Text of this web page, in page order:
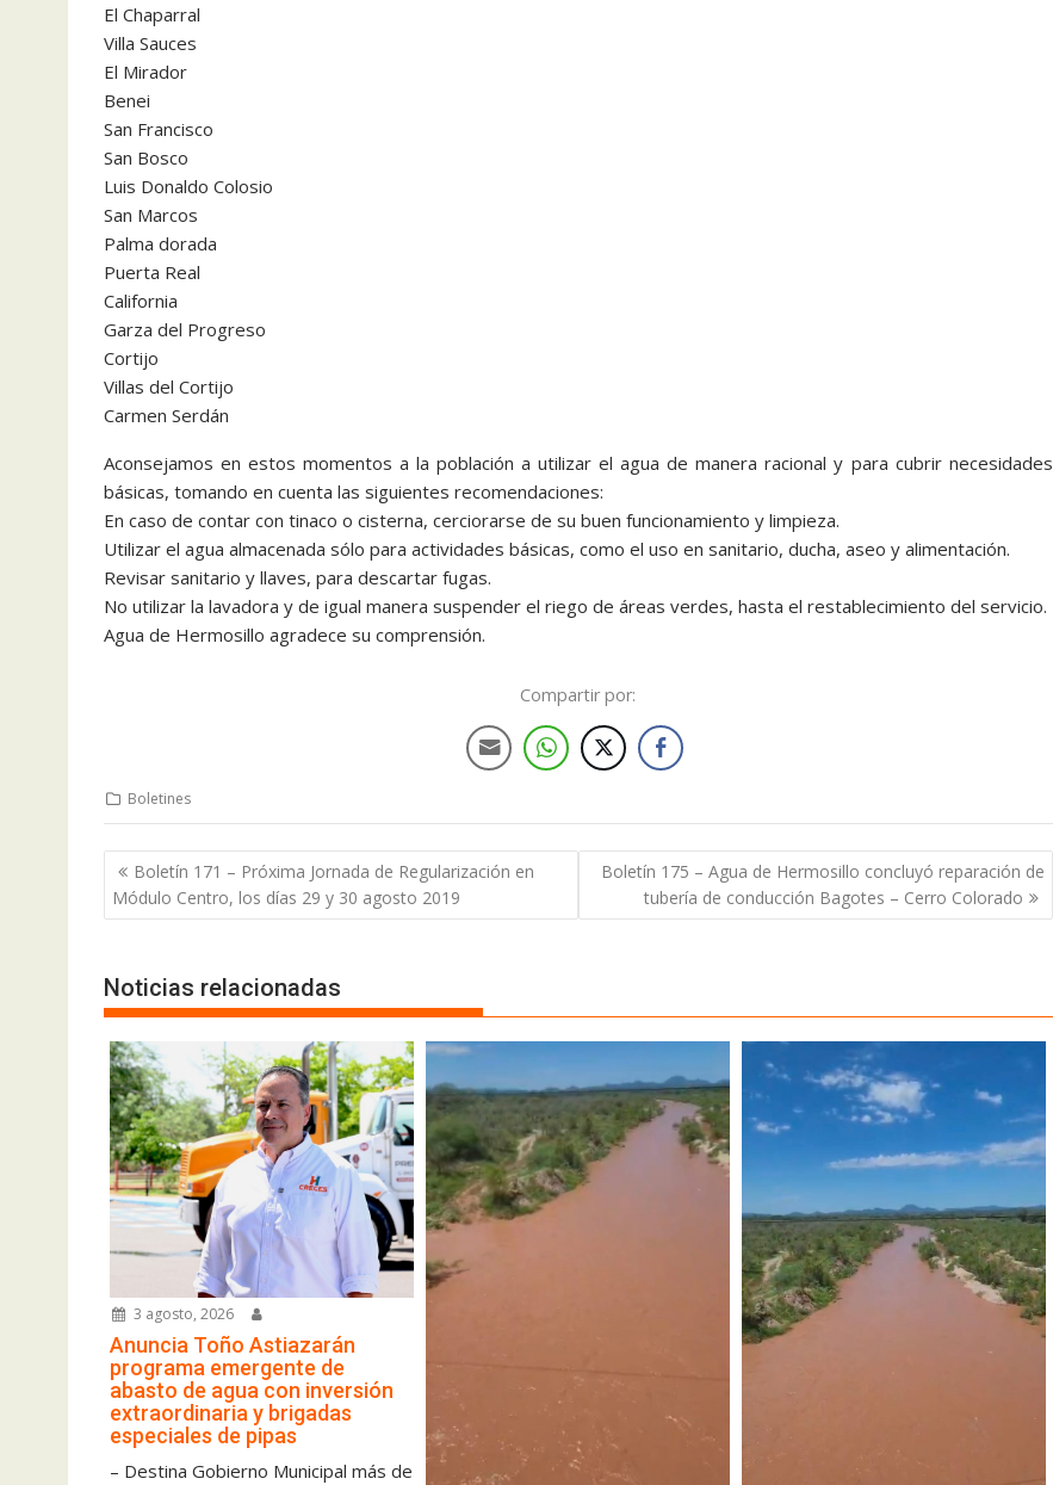
El Chaparral
Villa Sauces
El Mirador
Benei
San Francisco
San Bosco
Luis Donaldo Colosio
San Marcos
Palma dorada
Puerta Real
California
Garza del Progreso
Cortijo
Villas del Cortijo
Carmen Serdán
Aconsejamos en estos momentos a la población a utilizar el agua de manera racional y para cubrir necesidades
básicas, tomando en cuenta las siguientes recomendaciones:
En caso de contar con tinaco o cisterna, cerciorarse de su buen funcionamiento y limpieza.
Utilizar el agua almacenada sólo para actividades básicas, como el uso en sanitario, ducha, aseo y alimentación.
Revisar sanitario y llaves, para descartar fugas.
No utilizar la lavadora y de igual manera suspender el riego de áreas verdes, hasta el restablecimiento del servicio.
Agua de Hermosillo agradece su comprensión.
Compartir por:
Boletines
Boletín 171 – Próxima Jornada de Regularización en
Módulo Centro, los días 29 y 30 agosto 2019
Boletín 175 – Agua de Hermosillo concluyó reparación de
tubería de conducción Bagotes – Cerro Colorado
Noticias relacionadas
3 agosto, 2026
Anuncia Toño Astiazarán
programa emergente de
abasto de agua con inversión
extraordinaria y brigadas
especiales de pipas
– Destina Gobierno Municipal más de